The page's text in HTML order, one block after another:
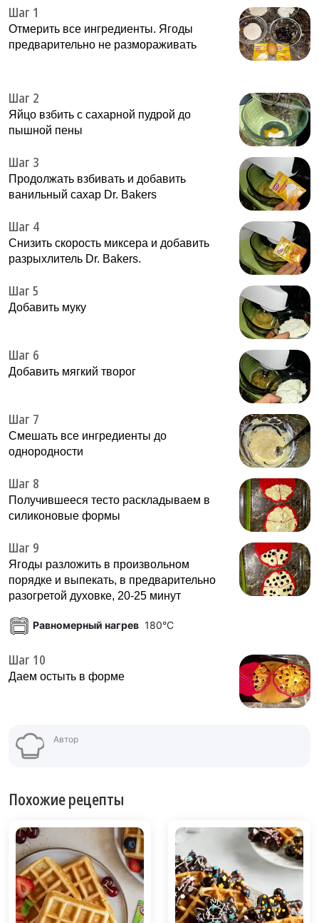
Шаг 1
Отмерить все ингредиенты. Ягоды
предварительно не размораживать
Шаг 2
Яйцо взбить с сахарной пудрой до
пышной пены
Шаг 3
Продолжать взбивать и добавить
ванильный сахар Dr. Bakers
Шаг 4
Снизить скорость миксера и добавить
разрыхлитель Dr. Bakers.
Шаг 5
Добавить муку
Шаг 6
Добавить мягкий творог
Шаг 7
Смешать все ингредиенты до
однородности
Шаг 8
Получившееся тесто раскладываем в
силиконовые формы
Шаг 9
Ягоды разложить в произвольном
порядке и выпекать, в предварительно
разогретой духовке, 20-25 минут
Равномерный нагрев 180°C
Шаг 10
Даем остыть в форме
Автор
Похожие рецепты